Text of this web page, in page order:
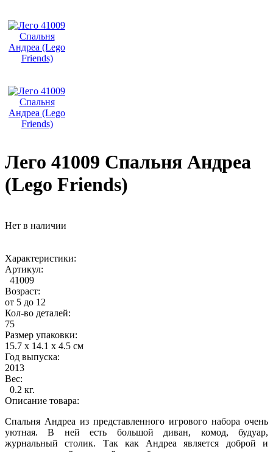
Лего 41009 Спальня Андреа
(Lego Friends)
Нет в наличии
Характеристики:
Артикул:
41009
Возраст:
от 5 до 12
Кол-во деталей:
75
Размер упаковки:
15.7 x 14.1 x 4.5 см
Год выпуска:
2013
Вес:
0.2 кг.
Описание товара:
Спальня Андреа из представленного игрового набора очень
уютная. В ней есть большой диван, комод, будуар,
журнальный столик. Так как Андреа является доброй и